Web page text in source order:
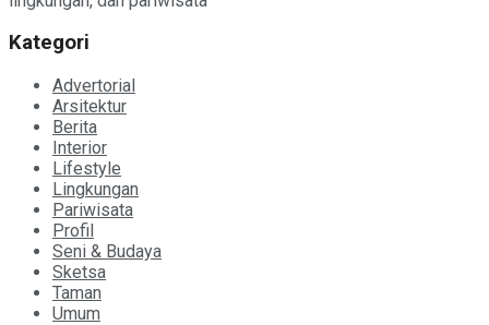
Kategori
Advertorial
Arsitektur
Berita
Interior
Lifestyle
Lingkungan
Pariwisata
Profil
Seni & Budaya
Sketsa
Taman
Umum